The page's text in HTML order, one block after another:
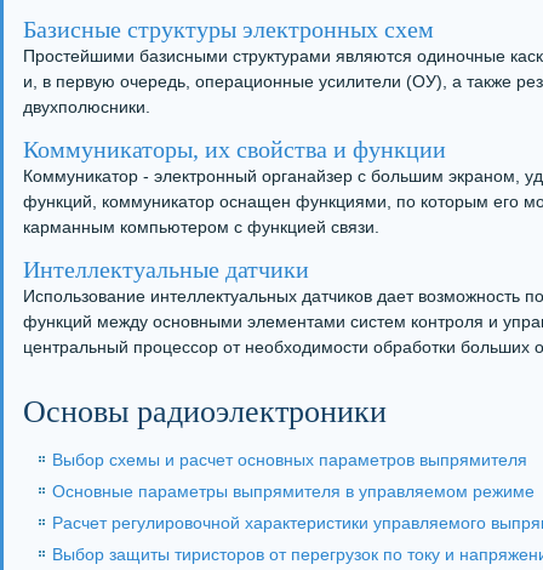
Базисные структуры электронных схем
Простейшими базисными структурами являются одиночные
и, в первую очередь, операционные усилители (ОУ), а также
двухполюсники.
Коммуникаторы, их свойства и функции
Коммуникатор - электронный органайзер с большим экраном,
функций, коммуникатор оснащен функциями, по которым его
карманным компьютером с функцией связи.
Интеллектуальные датчики
Использование интеллектуальных датчиков дает возможность
функций между основными элементами систем контроля и
центральный процессор от необходимости обработки
Основы радиоэлектроники
Выбор схемы и расчет основных параметров выпрямителя
Основные параметры выпрямителя в управляемом режиме
Расчет регулировочной характеристики управляемого
Выбор защиты тиристоров от перегрузок по току и